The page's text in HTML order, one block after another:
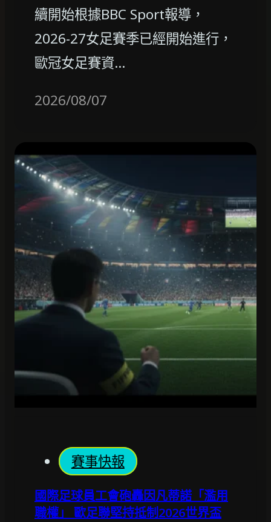
續開始根據BBC Sport報導，
2026-27女足賽季已經開始進行，
歐冠女足賽資…
2026/08/07
賽事快報
國際足球員工會砲轟因凡蒂諾「濫用
職權」 歐足聯堅持抵制2026世界盃